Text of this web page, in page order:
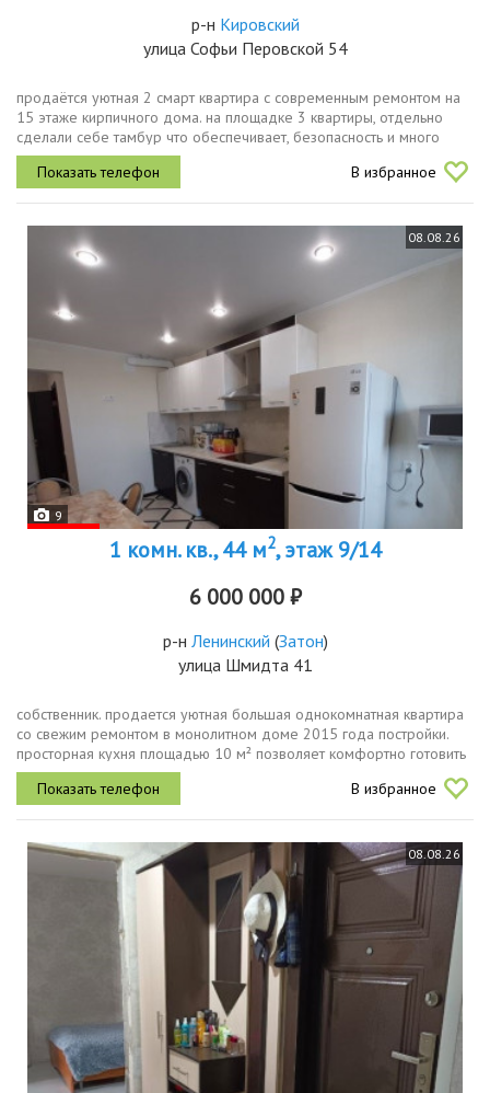
р-н Кировский
улица Софьи Перовской 54
продаётся уютная 2 смарт квартира с современным ремонтом на
15 этаже кирпичного дома. на площадке 3 квартиры, отдельно
сделали себе тамбур что обеспечивает, безопасность и много
мест для хранения вещей. просторная кухня площадью 15 м²
оборудована...
В избранное
08.08.26
9
1 комн. кв., 44 м2, этаж 9/14
6 000 000 ₽
р-н Ленинский (Затон)
улица Шмидта 41
собственник. продается уютная большая однокомнатная квартира
со свежим ремонтом в монолитном доме 2015 года постройки.
просторная кухня площадью 10 м² позволяет комфортно готовить
и принимать гостей. из окон открывается отличный видквартира...
В избранное
08.08.26